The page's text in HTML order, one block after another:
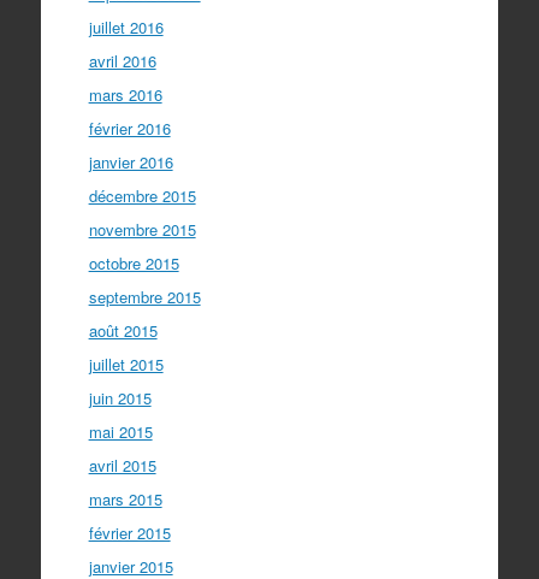
juillet 2016
avril 2016
mars 2016
février 2016
janvier 2016
décembre 2015
novembre 2015
octobre 2015
septembre 2015
août 2015
juillet 2015
juin 2015
mai 2015
avril 2015
mars 2015
février 2015
janvier 2015